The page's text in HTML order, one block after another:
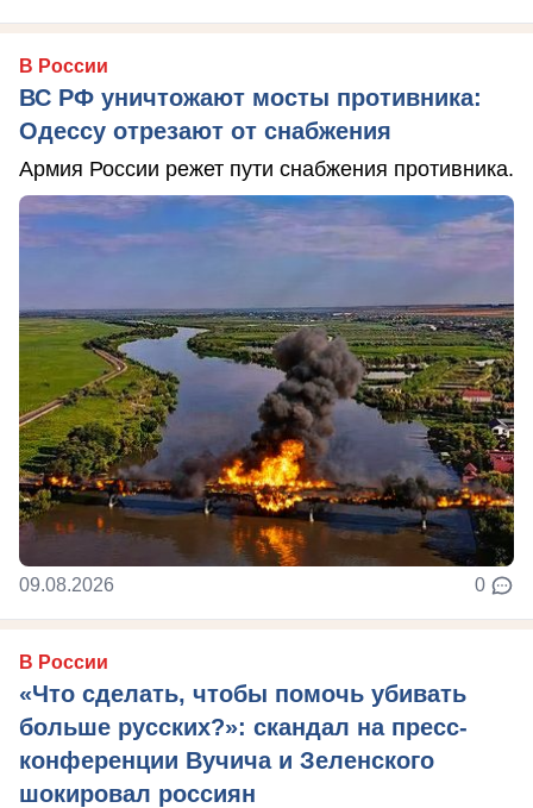
В России
ВС РФ уничтожают мосты противника:
Одессу отрезают от снабжения
Армия России режет пути снабжения противника.
09.08.2026 0
В России
«Что сделать, чтобы помочь убивать
больше русских?»: скандал на пресс-
конференции Вучича и Зеленского
шокировал россиян